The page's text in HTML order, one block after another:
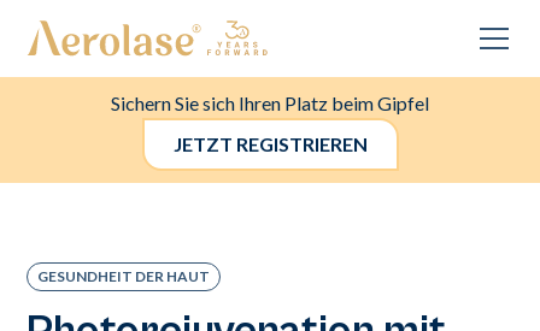
Sichern Sie sich Ihren Platz beim Gipfel
JETZT REGISTRIEREN
GESUNDHEIT DER HAUT